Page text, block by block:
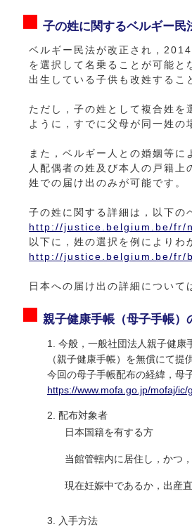
子の姓に関するベルギー民
ベルギー民法が改正され，
を選択して名乗ることが可能
出生している子供も改姓するこ
ただし，子の姓として複合姓
ように，すでに父母が同一姓
また，ベルギー人との婚姻等
人配偶者の姓及び本人の戸籍
姓での届け出のみが可能です。
子の姓に関する詳細は，以下
http://justice.belgium.be/fr/
以下に，姓の選択を例により
http://justice.belgium.be/fr/
日本への届け出の詳細につい
親子健康手帳（母子手帳）
今般，一般社団法人親子健康
（親子健康手帳）を無償にて
今回の母子手帳配布の経緯，母
https://www.mofa.go.jp/mofaj/
配布対象者
日本国籍を有する方
当館管轄内に居住し，かつ
現在妊娠中であるか，出産
入手方法